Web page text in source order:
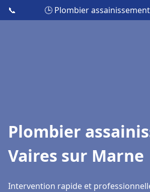
📞 🕒 Plombier
Plombier
Vaires sur Marne
Intervention rapide et